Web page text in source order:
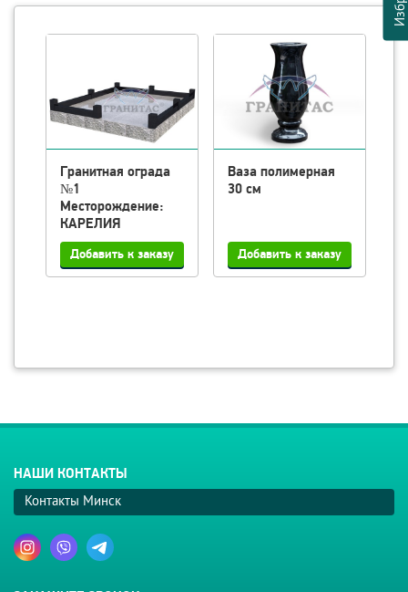
Гранитная ограда
№1
Месторождение:
КАРЕЛИЯ
Ваза полимерная
30 см
НАШИ КОНТАКТЫ
Контакты Минск